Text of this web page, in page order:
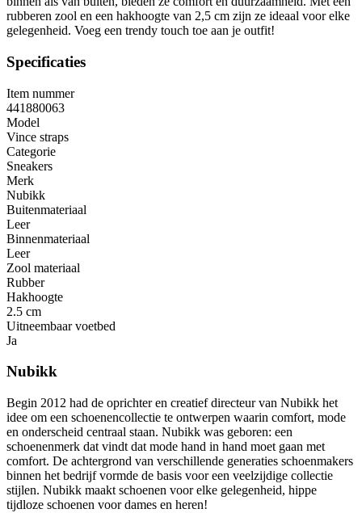
rubberen zool en een hakhoogte van 2,5 cm zijn ze ideaal voor elke
gelegenheid. Voeg een trendy touch toe aan je outfit!
Specificaties
Item nummer
441880063
Model
Vince straps
Categorie
Sneakers
Merk
Nubikk
Buitenmateriaal
Leer
Binnenmateriaal
Leer
Zool materiaal
Rubber
Hakhoogte
2.5 cm
Uitneembaar voetbed
Ja
Nubikk
Begin 2012 had de oprichter en creatief directeur van Nubikk het
idee om een ​​schoenencollectie te ontwerpen waarin comfort, mode
en onderscheid centraal staan. Nubikk was geboren: een
schoenenmerk dat vindt dat mode hand in hand moet gaan met
comfort. De achtergrond van verschillende generaties schoenmakers
binnen het bedrijf vormde de basis voor een veelzijdige collectie
stijlen. Nubikk maakt schoenen voor elke gelegenheid, hippe
tijdloze schoenen voor dames en heren!